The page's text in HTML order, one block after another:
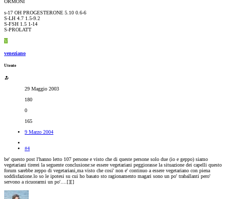
s-17 OH PROGESTERONE 5.10 0.6-6
S-LH 4.7 1.5-9.2
S-FSH 1.5 1-14
S-PROLATT
V
veneziano
Utente
29 Maggio 2003
180
0
165
9 Marzo 2004
#4
be' questo post l'hanno letto 107 persone e visto che di queste persone solo due (io e geppo) siamo
vegetariani tirerei la seguente conclusione:se essere vegetariani peggiorasse la situazione dei capelli questo
forum sarebbe zeppo di vegetariani,ma visto che cosi' non e' continuo a essere vegetariano con piena
soddisfazione.lo so le ipotesi su cui ho basato sto ragionamento magari sono un po' traballanti pero'
servono a ricuorarmi un po'....[][]